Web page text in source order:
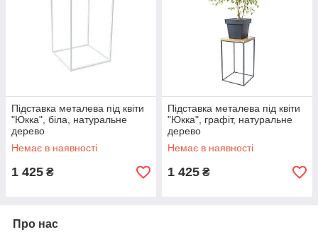
Підставка металева під квіти
"Юкка", біла, натуральне
дерево
Немає в наявності
1 425 ₴
Підставка металева під квіти
"Юкка", графіт, натуральне
дерево
Немає в наявності
1 425 ₴
Про нас